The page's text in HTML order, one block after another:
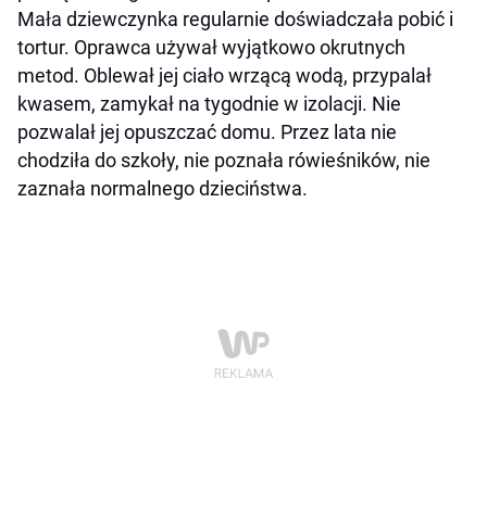
Mała dziewczynka regularnie doświadczała pobić i
tortur. Oprawca używał wyjątkowo okrutnych
metod. Oblewał jej ciało wrzącą wodą, przypalał
kwasem, zamykał na tygodnie w izolacji. Nie
pozwalał jej opuszczać domu. Przez lata nie
chodziła do szkoły, nie poznała rówieśników, nie
zaznała normalnego dzieciństwa.